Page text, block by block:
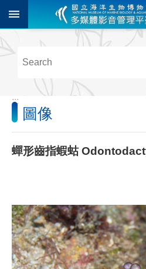
跳到主要內容區塊
階
尋
多
媒
體
檢
像
影
音
音
:::
圖像
蟬形齒指蝦蛄